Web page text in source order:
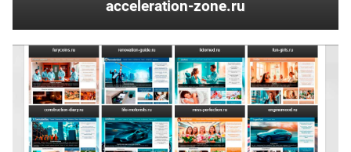
acceleration-zone.ru